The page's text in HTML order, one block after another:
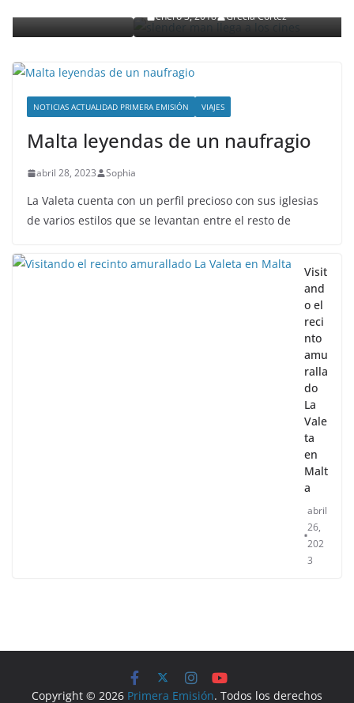
enero 3, 2018 Grecia Cortez
NOTICIAS ACTUALIDAD PRIMERA EMISIÓN VIAJES
Malta leyendas de un naufragio
abril 28, 2023 Sophia
La Valeta cuenta con un perfil precioso con sus iglesias
de varios estilos que se levantan entre el resto de
Visit
and
o el
reci
nto
amu
ralla
do
La
Vale
ta
en
Malt
a
abril
26,
202
3
Copyright © 2026 Primera Emisión. Todos los derechos